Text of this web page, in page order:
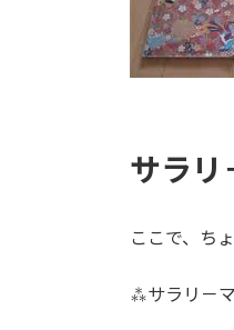
サラリ
ここで、ち
⁂サラリ－